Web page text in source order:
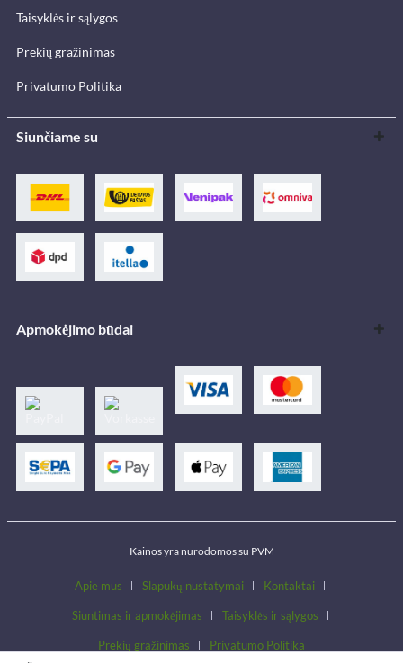
Taisyklės ir sąlygos
Prekių gražinimas
Privatumo Politika
Siunčiame su
Apmokėjimo būdai
Kainos yra nurodomos su PVM
Apie mus Slapukų nustatymai Kontaktai
Siuntimas ir apmokėjimas Taisyklės ir sąlygos
Prekių gražinimas Privatumo Politika